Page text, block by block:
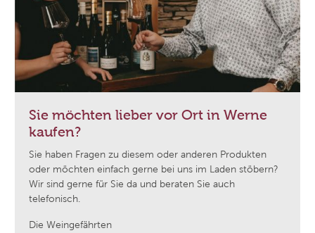
Sie möchten lieber vor Ort in Werne
kaufen?
Sie haben Fragen zu diesem oder anderen Produkten
oder möchten einfach gerne bei uns im Laden stöbern?
Wir sind gerne für Sie da und beraten Sie auch
telefonisch.
Die Weingefährten